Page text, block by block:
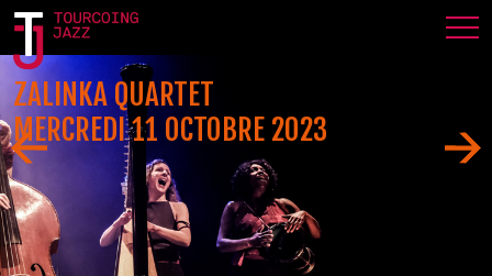
ZALINKA QUARTET
MERCREDI 11 OCTOBRE 2023